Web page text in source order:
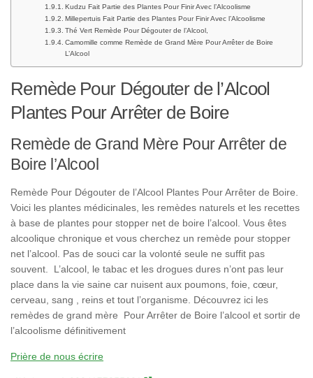
Kudzu Fait Partie des Plantes Pour Finir Avec l’Alcoolisme
Millepertuis Fait Partie des Plantes Pour Finir Avec l’Alcoolisme
Thé Vert Remède Pour Dégouter de l’Alcool,
Camomille comme Remède de Grand Mère Pour Arrêter de Boire
L’Alcool
Remède Pour Dégouter de l’Alcool
Plantes Pour Arrêter de Boire
Remède de Grand Mère Pour Arrêter de
Boire l’Alcool
Remède Pour Dégouter de l’Alcool Plantes Pour Arrêter de Boire.
Voici les plantes médicinales, les remèdes naturels et les recettes
à base de plantes pour stopper net de boire l’alcool. Vous êtes
alcoolique chronique et vous cherchez un remède pour stopper
net l’alcool. Pas de souci car la volonté seule ne suffit pas
souvent. L’alcool, le tabac et les drogues dures n’ont pas leur
place dans la vie saine car nuisent aux poumons, foie, cœur,
cerveau, sang , reins et tout l’organisme. Découvrez ici les
remèdes de grand mère Pour Arrêter de Boire l’alcool et sortir de
l’alcoolisme définitivement
Prière de nous écrire